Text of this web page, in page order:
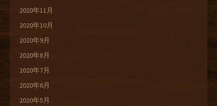
2020年11月
2020年10月
2020年9月
2020年8月
2020年7月
2020年6月
2020年5月